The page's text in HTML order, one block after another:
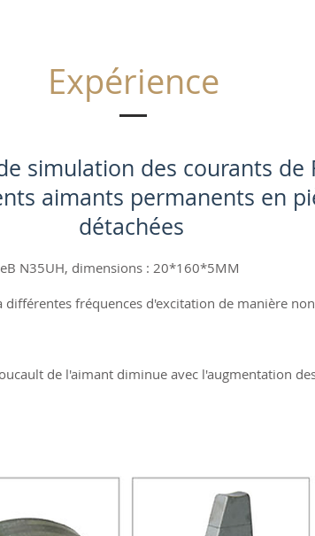
Expérience
simulation des courants de
aimants permanents en
détachées
N35UH, dimensions : 20*160*5MM
différentes fréquences d'excitation de manière
de l'aimant diminue avec l'augmentation